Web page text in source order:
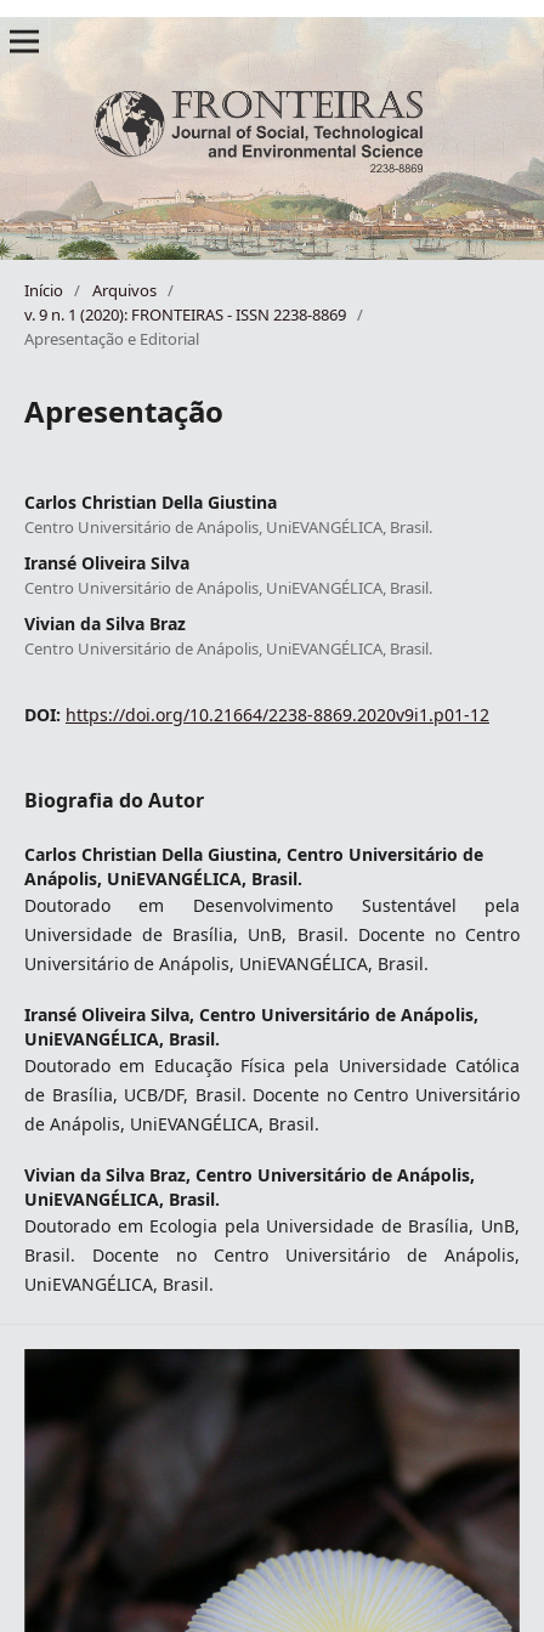
Início / Arquivos /
v. 9 n. 1 (2020): FRONTEIRAS - ISSN 2238-8869 /
Apresentação e Editorial
Apresentação
Carlos Christian Della Giustina
Centro Universitário de Anápolis, UniEVANGÉLICA, Brasil.
Iransé Oliveira Silva
Centro Universitário de Anápolis, UniEVANGÉLICA, Brasil.
Vivian da Silva Braz
Centro Universitário de Anápolis, UniEVANGÉLICA, Brasil.
DOI: https://doi.org/10.21664/2238-8869.2020v9i1.p01-12
Biografia do Autor
Carlos Christian Della Giustina, Centro Universitário de
Anápolis, UniEVANGÉLICA, Brasil.
Doutorado em Desenvolvimento Sustentável pela
Universidade de Brasília, UnB, Brasil. Docente no Centro
Universitário de Anápolis, UniEVANGÉLICA, Brasil.
Iransé Oliveira Silva, Centro Universitário de Anápolis,
UniEVANGÉLICA, Brasil.
Doutorado em Educação Física pela Universidade Católica
de Brasília, UCB/DF, Brasil. Docente no Centro Universitário
de Anápolis, UniEVANGÉLICA, Brasil.
Vivian da Silva Braz, Centro Universitário de Anápolis,
UniEVANGÉLICA, Brasil.
Doutorado em Ecologia pela Universidade de Brasília, UnB,
Brasil. Docente no Centro Universitário de Anápolis,
UniEVANGÉLICA, Brasil.